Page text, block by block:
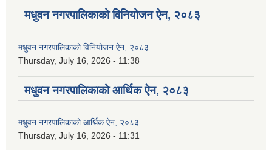
मधुवन नगरपालिकाको विनियोजन ऐन, २०८३
मधुवन नगरपालिकाको विनियोजन ऐन, २०८३
Thursday, July 16, 2026 - 11:38
मधुवन नगरपालिकाको आर्थिक ऐन, २०८३
मधुवन नगरपालिकाको आर्थिक ऐन, २०८३
Thursday, July 16, 2026 - 11:31